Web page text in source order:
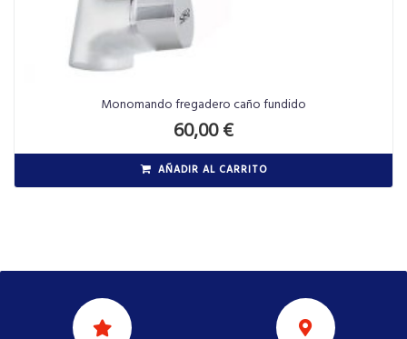
Monomando fregadero caño fundido
60,00€
AÑADIR AL CARRITO